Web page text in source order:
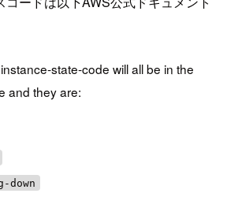
state-code will all be in the
and they are:
down